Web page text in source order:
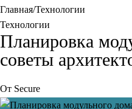
Главная Технологии
Технологии
Планировка
советы
От Secure